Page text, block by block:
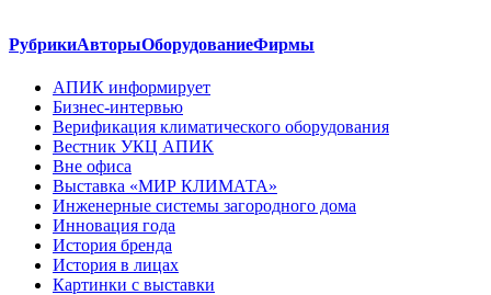
РубрикиАвторыОборудованиеФирмы
АПИК информирует
Бизнес-интервью
Верификация климатического оборудования
Вестник УКЦ АПИК
Вне офиса
Выставка «МИР КЛИМАТА»
Инженерные системы загородного дома
Инновация года
История бренда
История в лицах
Картинки с выставки